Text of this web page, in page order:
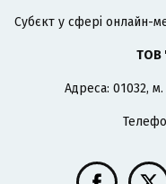
Cубєкт у сфері онлайн-
ТОВ
Адреса: 01032,